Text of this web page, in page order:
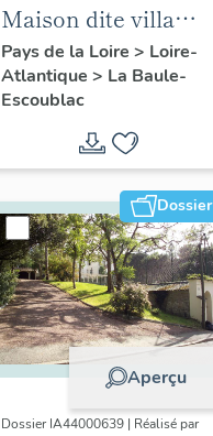
Maison dite villa
balnéaire Athélia, 14
avenue de Verdun
Pays de la Loire > Loire-
Atlantique > La Baule-
Escoublac
Dossier
Aperçu
Dossier IA44000639 | Réalisé par